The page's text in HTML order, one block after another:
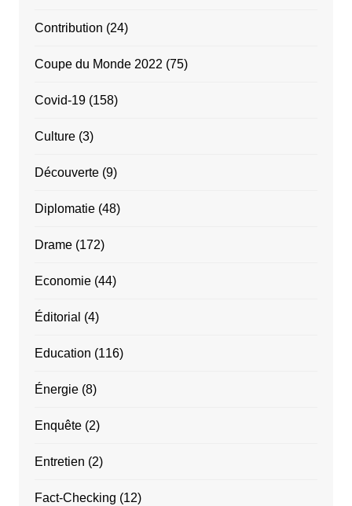
Contribution (24)
Coupe du Monde 2022(75)
Covid-19(158)
Culture(3)
Découverte(9)
Diplomatie(48)
Drame(172)
Economie(44)
Éditorial (4)
Education (116)
Énergie(8)
Enquête(2)
Entretien (2)
Fact-Checking (12)